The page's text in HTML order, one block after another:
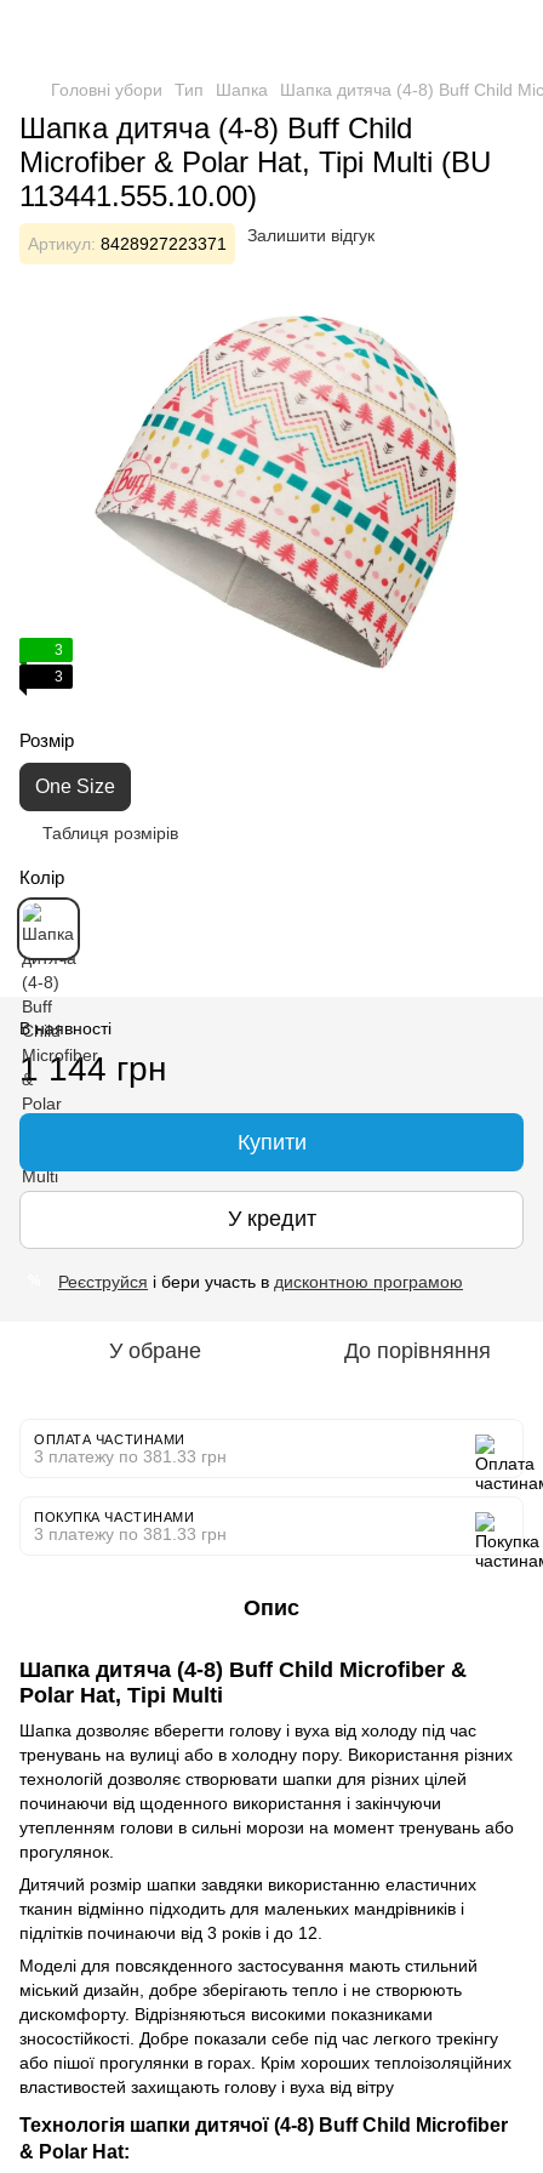
Головні убори Тип Шапка Шапка дитяча (4-8) Buff Child
Шапка дитяча (4-8) Buff Child
Microfiber & Polar Hat, Tipi Multi (BU
113441.555.10.00)
Артикул: 8428927223371 Залишити відгук
3
3
Розмір
One Size
Таблиця розмірів
Колір
В наявності
1 144 грн
Купити
У кредит
Реєструйся і бери участь в дисконтною програмою
У обране До порівняння
ОПЛАТА ЧАСТИНАМИ
3 платежу по 381.33 грн
ПОКУПКА ЧАСТИНАМИ
3 платежу по 381.33 грн
Опис
Шапка дитяча (4-8) Buff Child Microfiber &
Polar Hat, Tipi Multi
Шапка дозволяє вберегти голову і вуха від холоду під час
тренувань на вулиці або в холодну пору. Використання різних
технологій дозволяє створювати шапки для різних цілей
починаючи від щоденного використання і закінчуючи
утепленням голови в сильні морози на момент тренувань або
прогулянок.
Дитячий розмір шапки завдяки використанню еластичних
тканин відмінно підходить для маленьких мандрівників і
підлітків починаючи від 3 років і до 12.
Моделі для повсякденного застосування мають стильний
міський дизайн, добре зберігають тепло і не створюють
дискомфорту. Відрізняються високими показниками
зносостійкості. Добре показали себе під час легкого трекінгу
або пішої прогулянки в горах. Крім хороших теплоізоляційних
властивостей захищають голову і вуха від вітру
Технологія шапки дитячої (4-8) Buff Child Microfiber
& Polar Hat: